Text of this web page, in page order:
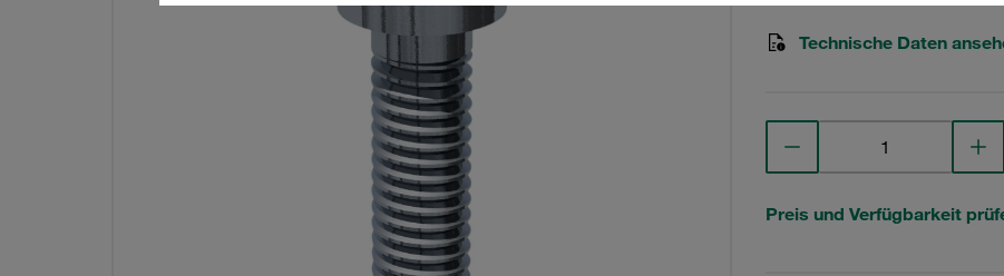
Technische Daten
Preis und Verfügbarkeit